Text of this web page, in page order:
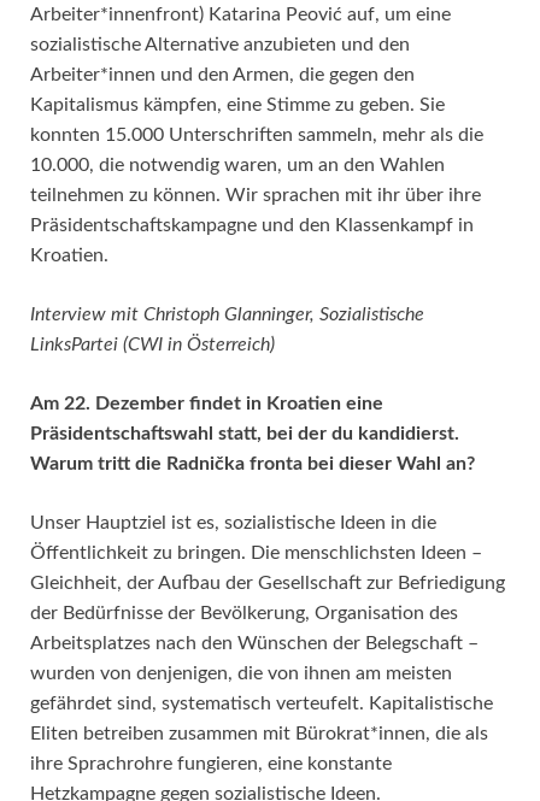
Arbeiter*innenfront) Katarina Peović auf, um eine
sozialistische Alternative anzubieten und den
Arbeiter*innen und den Armen, die gegen den
Kapitalismus kämpfen, eine Stimme zu geben. Sie
konnten 15.000 Unterschriften sammeln, mehr als die
10.000, die notwendig waren, um an den Wahlen
teilnehmen zu können. Wir sprachen mit ihr über ihre
Präsidentschaftskampagne und den Klassenkampf in
Kroatien.
Interview mit Christoph Glanninger, Sozialistische
LinksPartei (CWI in Österreich)
Am 22. Dezember findet in Kroatien eine
Präsidentschaftswahl statt, bei der du kandidierst.
Warum tritt die Radnička fronta bei dieser Wahl an?
Unser Hauptziel ist es, sozialistische Ideen in die
Öffentlichkeit zu bringen. Die menschlichsten Ideen –
Gleichheit, der Aufbau der Gesellschaft zur Befriedigung
der Bedürfnisse der Bevölkerung, Organisation des
Arbeitsplatzes nach den Wünschen der Belegschaft –
wurden von denjenigen, die von ihnen am meisten
gefährdet sind, systematisch verteufelt. Kapitalistische
Eliten betreiben zusammen mit Bürokrat*innen, die als
ihre Sprachrohre fungieren, eine konstante
Hetzkampagne gegen sozialistische Ideen.